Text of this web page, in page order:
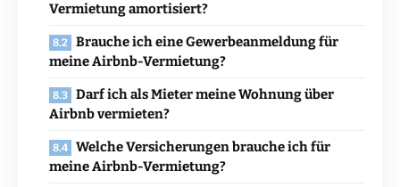
Vermietung amortisiert?
Brauche ich eine Gewerbeanmeldung für
meine Airbnb-Vermietung?
Darf ich als Mieter meine Wohnung über
Airbnb vermieten?
Welche Versicherungen brauche ich für
meine Airbnb-Vermietung?